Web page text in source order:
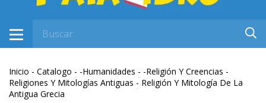
Inicio - Catalogo - -Humanidades - -Religión Y Creencias -
Religiones Y Mitologías Antiguas - Religión Y Mitología De La
Antigua Grecia